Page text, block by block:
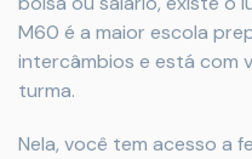
M60 é a maior escola
intercâmbios e está com
turma.
Nela, você tem acesso a